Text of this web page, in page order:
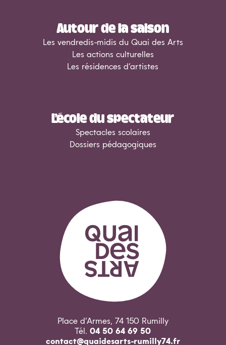
Autour de la saison
Les vendredis-midis du Quai des Arts
Les actions culturelles
Les résidences d’artistes
L’école du spectateur
Spectacles scolaires
Dossiers pédagogiques
Place d’Armes, 74 150 Rumilly
Tél.04 50 64 69 50
contact@quaidesarts-rumilly74.fr